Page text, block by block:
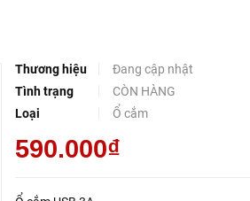
Thương hiệu
Đang cập nhật
Tình trạng
CÒN HÀNG
Loại
Ổ cắm
590.000₫